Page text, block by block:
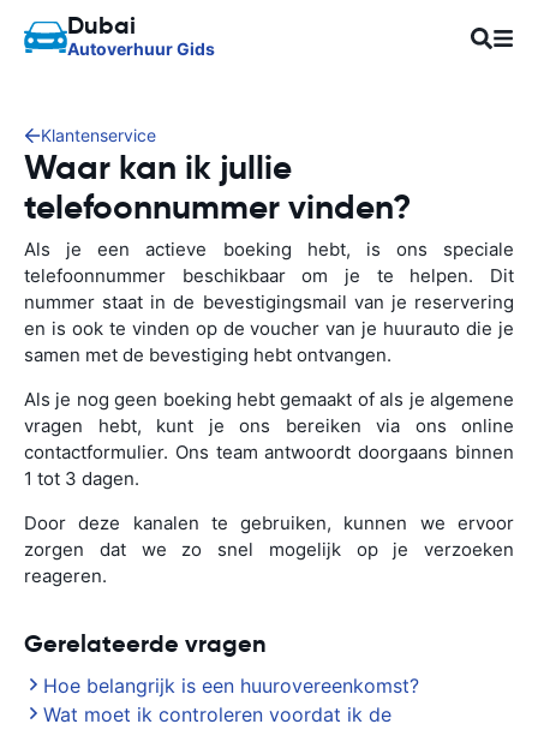
Dubai
Autoverhuur Gids
Klantenservice
Waar kan ik jullie
telefoonnummer vinden?
Als je een actieve boeking hebt, is ons speciale
telefoonnummer beschikbaar om je te helpen. Dit
nummer staat in de bevestigingsmail van je reservering
en is ook te vinden op de voucher van je huurauto die je
samen met de bevestiging hebt ontvangen.
Als je nog geen boeking hebt gemaakt of als je algemene
vragen hebt, kunt je ons bereiken via ons online
contactformulier. Ons team antwoordt doorgaans binnen
1 tot 3 dagen.
Door deze kanalen te gebruiken, kunnen we ervoor
zorgen dat we zo snel mogelijk op je verzoeken
reageren.
Gerelateerde vragen
Hoe belangrijk is een huurovereenkomst?
Wat moet ik controleren voordat ik de